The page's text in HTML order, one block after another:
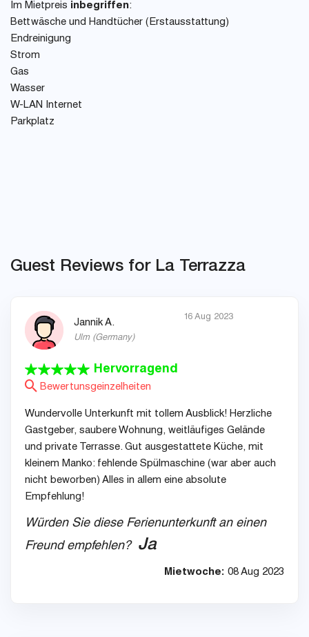
Im Mietpreis inbegriffen:
Bettwäsche und Handtücher (Erstausstattung)
Endreinigung
Strom
Gas
Wasser
W-LAN Internet
Parkplatz
Guest Reviews for La Terrazza
Jannik A.
Ulm(Germany)
Hervorragend
Bewertunsgeinzelheiten
16 Aug 2023
Wundervolle Unterkunft mit tollem Ausblick! Herzliche
Gastgeber, saubere Wohnung, weitläufiges Gelände
und private Terrasse. Gut ausgestattete Küche, mit
kleinem Manko: fehlende Spülmaschine (war aber auch
nicht beworben) Alles in allem eine absolute
Empfehlung!
Würden Sie diese Ferienunterkunft an einen
Freund empfehlen? Ja
Mietwoche: 08 Aug 2023